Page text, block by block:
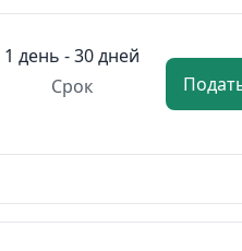
1 день - 30 дней
Срок